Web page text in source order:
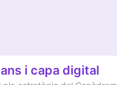
i capa digital